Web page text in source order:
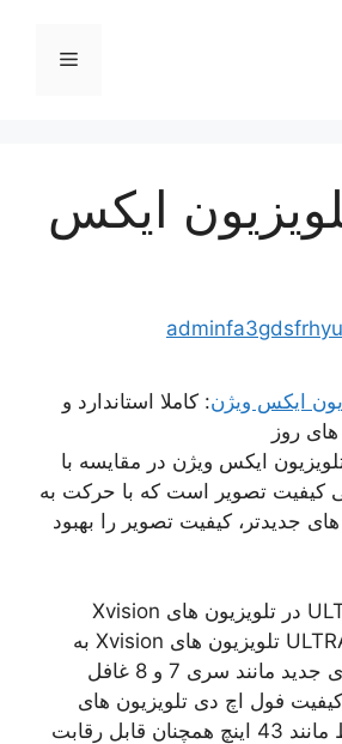
فهرست
ایکس
ایکس ویژن: کاملا استاندارد و
روز
ایکس ویژن در مقایسه با
کیفیت تصویر است که با حرکت به
جدیدتر، کیفیت تصویر را بهبود
از کیفیت ULTRA HD 4K تلویزیون های Xvision به
خصوص در مدل های جدید مانند سری 7 و 8 غافل
فول اچ دی تلویزیون های
ایکس ویژن متوسط ​​مانند 43 اینچ همچنان قابل رقابت